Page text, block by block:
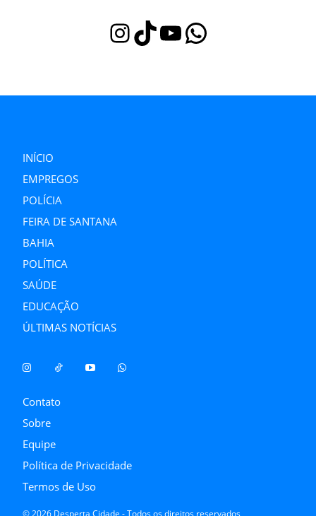
InstagramTikTok Youtube WhatsApp
INÍCIO
EMPREGOS
POLÍCIA
FEIRA DE SANTANA
BAHIA
POLÍTICA
SAÚDE
EDUCAÇÃO
ÚLTIMAS NOTÍCIAS
Contato
Sobre
Equipe
Política de Privacidade
Termos de Uso
© 2026 Desperta Cidade - Todos os direitos reservados